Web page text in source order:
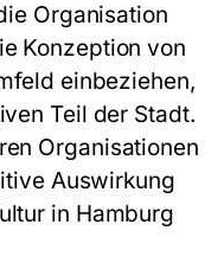
Organisation
Konzeption von
einbeziehen,
Teil der Stadt.
Organisationen
Auswirkung
in Hamburg